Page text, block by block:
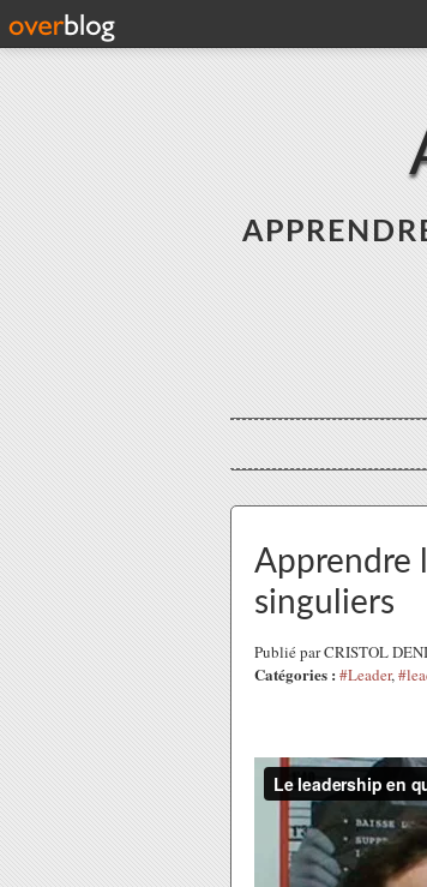
Apprendre
singuliers
Publié par CRISTOL
Catégories : #Leader,